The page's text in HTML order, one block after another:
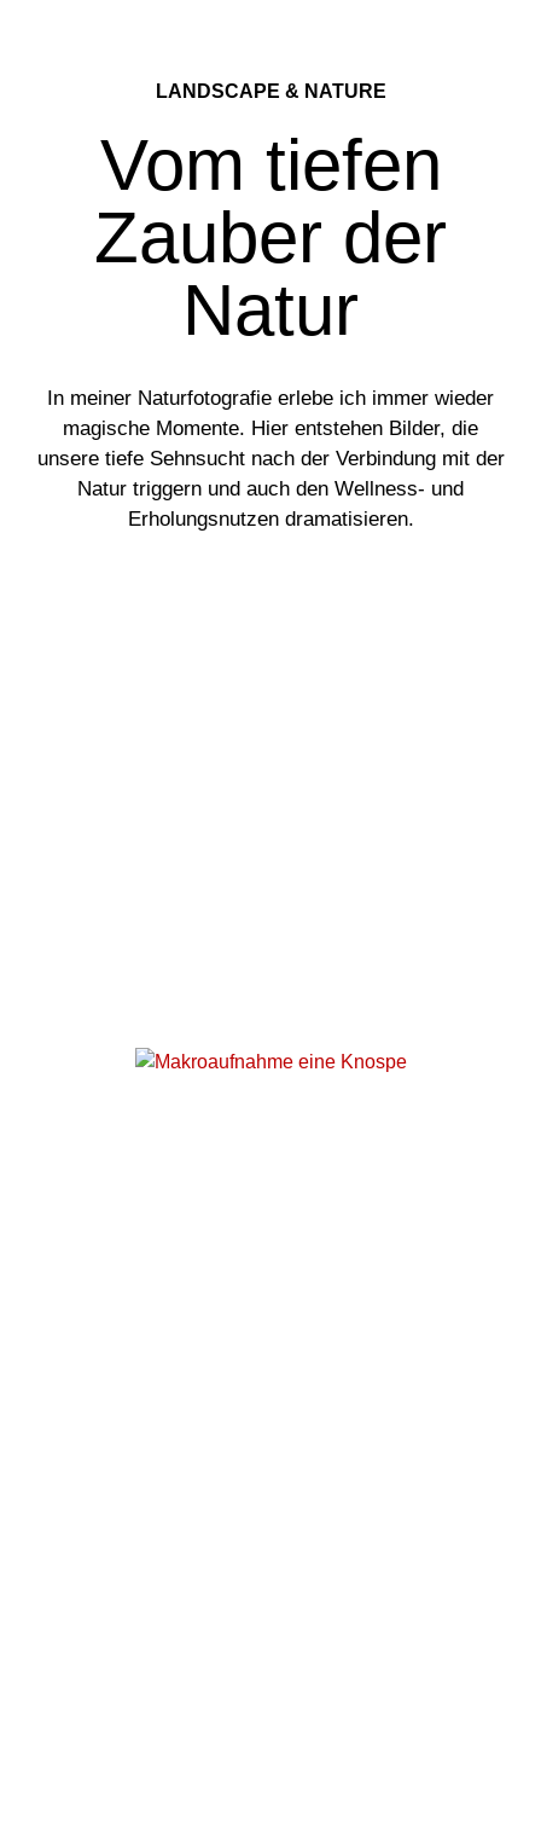
LANDSCAPE & NATURE
Vom tiefen
Zauber der
Natur
In meiner Naturfotografie erlebe ich immer wieder
magische Momente. Hier entstehen Bilder, die
unsere tiefe Sehnsucht nach der Verbindung mit der
Natur triggern und auch den Wellness- und
Erholungsnutzen dramatisieren.